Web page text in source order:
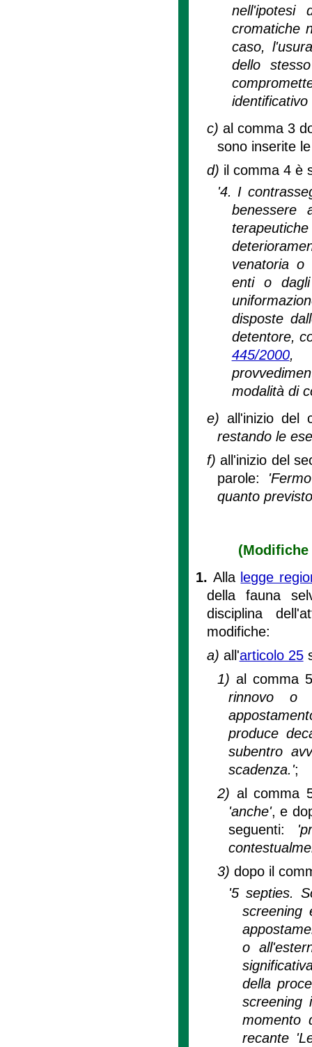
nell'ipotesi
cromatiche
caso,
dello
c) al comma 3
sono inserite
d) il comma 4 è
'4. I
venatoria o
enti o
disposte
detentore,
445/2000,
modalità di
e) all'inizio del
restando le
f)all'inizio del
parole:
quanto
1. Alla legge
della fauna
disciplina
modifiche:
a) all'articolo 25
1) al comma
rinnovo o
produce
subentro
scadenza.';
2) al comma
'anche', e
seguenti:
3)dopo il
'5 septies.
screening
o
della
screening
momento
recante